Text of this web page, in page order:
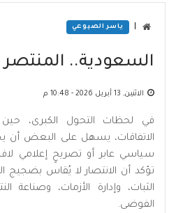
ياسر الصيوعي
السعودية.. المنتصر
الاثنين, 13 أبريل 2026 - 10:48 م
في لحظات التحول الكبرى، حين
الاتفاقات، يسهل على البعض أن
سياسي عابر أو تصريحٍ إعلامي
تؤكد أن الانتصار لا يُقاس بضجيج
الثبات، وإدارة الأزمات، وصناعة
الفوضى.